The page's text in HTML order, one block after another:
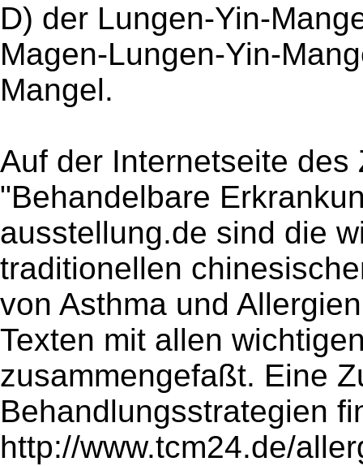
D) der Lungen-Yin-
Magen-Lungen-Yin-
Mangel.
Auf der Internetseite des
"Behandelbare
ausstellung.de sind die
traditionellen
von Asthma und
Texten mit allen
zusammengefaßt. Eine
Behandlungsstrategien
http://www.tcm24.de/